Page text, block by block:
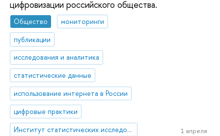
цифровизации российского общества.
Общество
мониторинги
публикации
исследования и аналитика
статистические данные
использование интернета в России
цифровые практики
Институт статистических исследований и экономики знаний
1 апреля